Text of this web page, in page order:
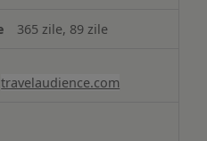
365 zile, 89 zile
travelaudience.com